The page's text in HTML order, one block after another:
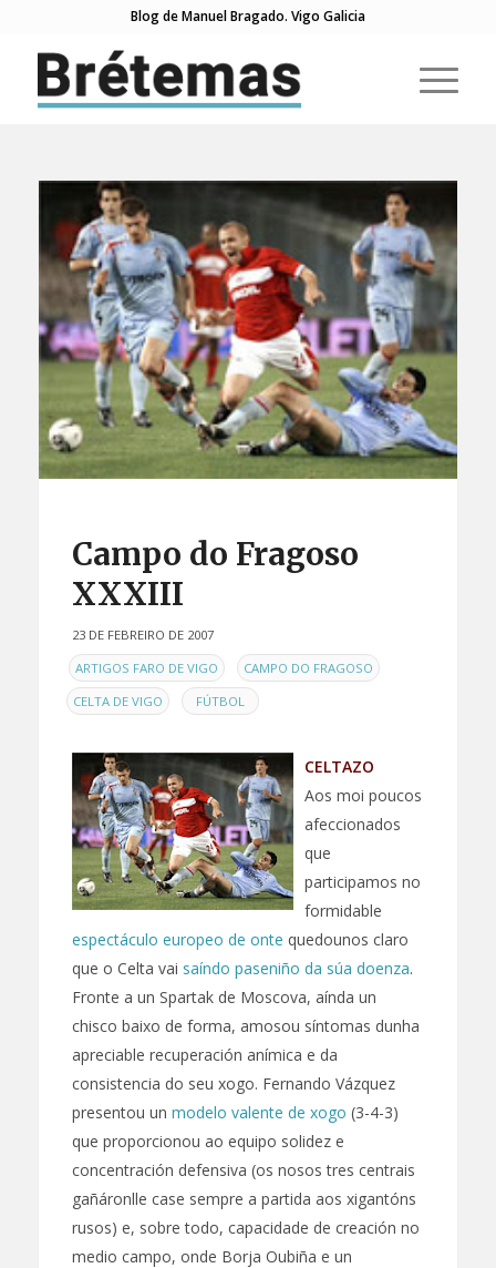
Blog de Manuel Bragado. Vigo Galicia
Campo do Fragoso
XXXIII
23 DE FEBREIRO DE 2007
ENARTIGOS FARO DE VIGO , CAMPO DO FRAGOSO ,
CELTA DE VIGO , FÚTBOL
CELTAZO
Aos moi poucos
afeccionados
que
participamos no
formidable
espectáculo europeo de onte quedounos claro
que o Celta vai saíndo paseniño da súa doenza.
Fronte a un Spartak de Moscova, aínda un
chisco baixo de forma, amosou síntomas dunha
apreciable recuperación anímica e da
consistencia do seu xogo. Fernando Vázquez
presentou un modelo valente de xogo (3-4-3)
que proporcionou ao equipo solidez e
concentración defensiva (os nosos tres centrais
gañáronlle case sempre a partida aos xigantóns
rusos) e, sobre todo, capacidade de creación no
medio campo, onde Borja Oubiña e un